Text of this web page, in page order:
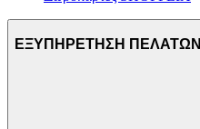
ΕΞΥΠΗΡΕΤΗΣΗ ΠΕΛΑΤΩΝ